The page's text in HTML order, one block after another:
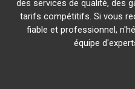
des services de qualité, des
tarifs compétitifs. Si vous
fiable et professionnel,
équipe